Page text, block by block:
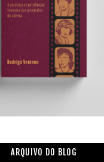
ARQUIVO DO BLOG